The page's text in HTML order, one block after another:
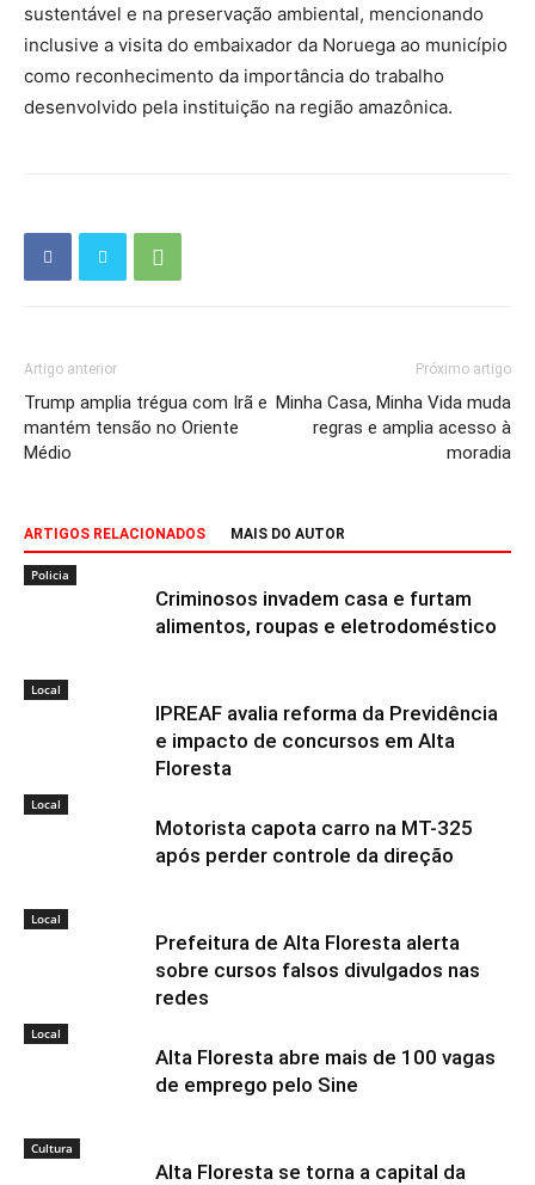
sustentável e na preservação ambiental, mencionando
inclusive a visita do embaixador da Noruega ao município
como reconhecimento da importância do trabalho
desenvolvido pela instituição na região amazônica.
Artigo anterior
Trump amplia trégua com Irã e
mantém tensão no Oriente
Médio
Próximo artigo
Minha Casa, Minha Vida muda
regras e amplia acesso à
moradia
ARTIGOS RELACIONADOS MAIS DO AUTOR
Policia
Criminosos invadem casa e furtam
alimentos, roupas e eletrodoméstico
Local
IPREAF avalia reforma da Previdência
e impacto de concursos em Alta
Floresta
Local
Motorista capota carro na MT-325
após perder controle da direção
Local
Prefeitura de Alta Floresta alerta
sobre cursos falsos divulgados nas
redes
Local
Alta Floresta abre mais de 100 vagas
de emprego pelo Sine
Cultura
Alta Floresta se torna a capital da